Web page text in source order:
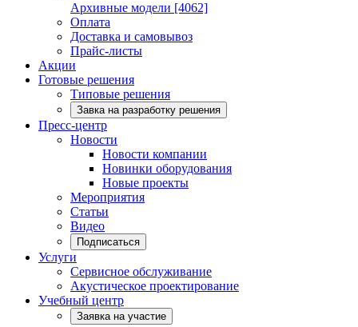
Архивные модели [4062]
Оплата
Доставка и самовывоз
Прайс-листы
Акции
Готовые решения
Типовые решения
Завка на разработку решения
Пресс-центр
Новости
Новости компании
Новинки оборудования
Новые проекты
Мероприятия
Статьи
Видео
Подписаться
Услуги
Сервисное обслуживание
Акустическое проектирование
Учебный центр
Заявка на участие